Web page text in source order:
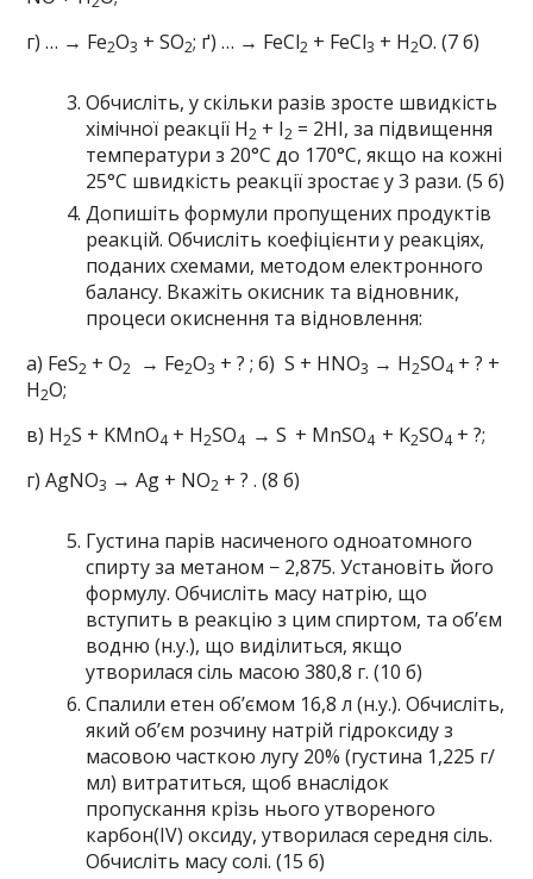
г) … → Fe2O3 + SO2; ґ) … → FeCl2 + FeCl3 + H2O. (7 б)
Обчисліть, у скільки разів зросте швидкість
хімічної реакції H2 + I2 = 2HI, за підвищення
температури з 20°С до 170°С, якщо на кожні
25°С швидкість реакції зростає у 3 рази. (5 б)
Допишіть формули пропущених продуктів
реакцій. Обчисліть коефіцієнти у реакціях,
поданих схемами, методом електронного
балансу. Вкажіть окисник та відновник,
процеси окиснення та відновлення:
а) FeS2 + O2 → Fe­2O3 + ? ; б) S + HNO3 → H2SO4 + ? +
H2O;
в) H2S + KMnO4 + H2SO4 → S + MnSO4 + K2SO4 + ?;
г) AgNO3 → Ag + NO2 + ? . (8 б)
Густина парів насиченого одноатомного
спирту за метаном − 2,875. Установіть його
формулу. Обчисліть масу натрію, що
вступить в реакцію з цим спиртом, та об’єм
водню (н.у.), що виділиться, якщо
утворилася сіль масою 380,8 г. (10 б)
Спалили етен об’ємом 16,8 л (н.у.). Обчисліть,
який об’єм розчину натрій гідроксиду з
масовою часткою лугу 20% (густина 1,225 г/
мл) витратиться, щоб внаслідок
пропускання крізь нього утвореного
карбон(IV) оксиду, утворилася середня сіль.
Обчисліть масу солі. (15 б)